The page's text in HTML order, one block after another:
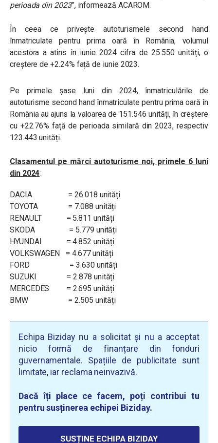
perioada din 2023”, informează ACAROM.
În ceea ce privește autoturismele second hand
înmatriculate pentru prima oară în România, volumul
acestora a atins în iunie 2024 cifra de 25.550 unități, o
creștere de +2.24% față de iunie 2023.
Pe primele șase luni din 2024, înmatriculările de
autoturisme second hand înmatriculate pentru prima oară în
România au ajuns la valoarea de 151.546 unități, în creștere
cu +22.76% față de perioada similară din 2023, respectiv
123.443 unități.
Clasamentul pe mărci autoturisme noi, primele 6 luni
din 2024:
DACIA = 26.018 unități
TOYOTA = 7.088 unități
RENAULT = 5.811 unități
SKODA = 5.779 unități
HYUNDAI = 4.852 unități
VOLKSWAGEN = 4.677 unități
FORD = 3.630 unități
SUZUKI = 2.878 unități
MERCEDES = 2.695 unități
BMW = 2.505 unități
Echipa Biziday nu a solicitat și nu a acceptat
nicio formă de finanțare din fonduri
guvernamentale. Spațiile de publicitate sunt
limitate, iar reclama neinvazivă.
Dacă îți place ce facem, poți contribui tu
pentru susținerea echipei Biziday.
SUSȚINE ECHIPA BIZIDAY